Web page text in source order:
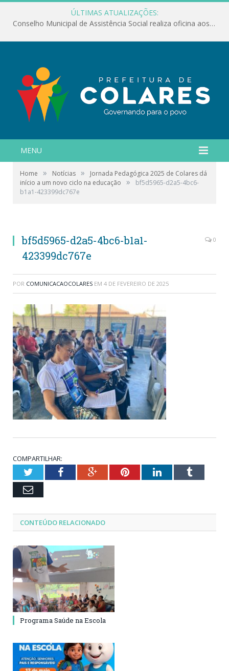
ÚLTIMAS ATUALIZAÇÕES:
Conselho Municipal de Assistência Social realiza oficina aos servidores
MENU
Home » Notícias »
Jornada Pedagógica 2025 de Colares dá
início a um novo ciclo na educação
»
bf5d5965-d2a5-4bc6-
b1a1-423399dc767e
bf5d5965-d2a5-4bc6-b1a1-
423399dc767e
0
POR COMUNICACAOCOLARES EM 4 DE FEVEREIRO DE 2025
COMPARTILHAR:
TwitterFacebookGoogle+PinterestLinkedInTumblr
Email
CONTEÚDO RELACIONADO
Programa Saúde na Escola